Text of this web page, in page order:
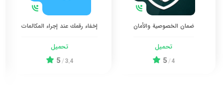
ضمان الخصوصية والأمان
تحميل
4
/
5
إخفاء رقمك عند إجراء المكالمات
تحميل
3.4
/
5